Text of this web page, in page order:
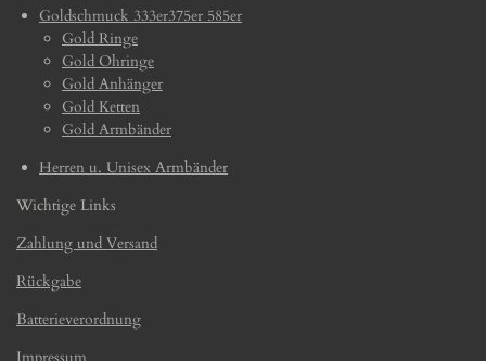
Goldschmuck 333er375er 585er
Gold Ringe
Gold Ohringe
Gold Anhänger
Gold Ketten
Gold Armbänder
Herren u. Unisex Armbänder
Wichtige Links
Zahlung und Versand
Rückgabe
Batterieverordnung